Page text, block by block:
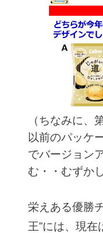
（ちなみに、
以前のパッケ
でバージョン
む・・むずか
栄えある優勝
王”には、現